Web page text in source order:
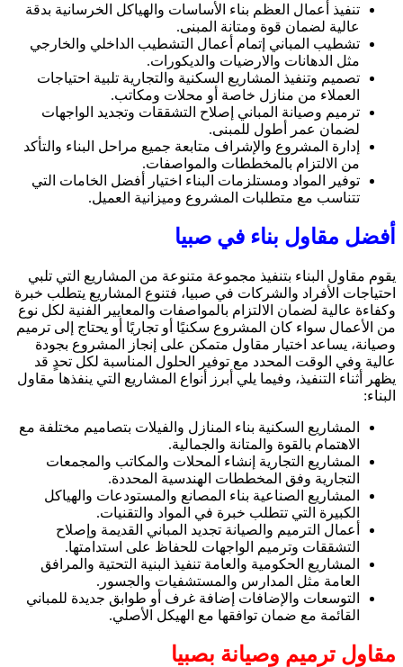
تنفيذ أعمال العظم بناء الأساسات والهياكل الخرسانية بدقة
عالية لضمان قوة ومتانة المبنى.
تشطيب المباني إتمام أعمال التشطيب الداخلي والخارجي
مثل الدهانات والارضيات والديكورات.
تصميم وتنفيذ المشاريع السكنية والتجارية تلبية احتياجات
العملاء من منازل خاصة أو محلات ومكاتب.
ترميم وصيانة المباني إصلاح التشققات وتجديد الواجهات
لضمان عمر أطول للمبنى.
إدارة المشروع والإشراف متابعة جميع مراحل البناء والتأكد
من الالتزام بالمخططات والمواصفات.
توفير المواد ومستلزمات البناء اختيار أفضل الخامات التي
تتناسب مع متطلبات المشروع وميزانية العميل.
أفضل مقاول بناء في صبيا
يقوم مقاول البناء بتنفيذ مجموعة متنوعة من المشاريع التي تلبي
احتياجات الأفراد والشركات في صبيا، فتنوع المشاريع يتطلب خبرة
وكفاءة عالية لضمان الالتزام بالمواصفات والمعايير الفنية لكل نوع
من الأعمال سواء كان المشروع سكنيًا أو تجاريًا أو يحتاج إلى ترميم
وصيانة، يساعد اختيار مقاول متمكن على إنجاز المشروع بجودة
عالية وفي الوقت المحدد مع توفير الحلول المناسبة لكل تحدٍ قد
يظهر أثناء التنفيذ، وفيما يلي أبرز أنواع المشاريع التي ينفذها مقاول
البناء:
المشاريع السكنية بناء المنازل والفيلات بتصاميم مختلفة مع
الاهتمام بالقوة والمتانة والجمالية.
المشاريع التجارية إنشاء المحلات والمكاتب والمجمعات
التجارية وفق المخططات الهندسية المحددة.
المشاريع الصناعية بناء المصانع والمستودعات والهياكل
الكبيرة التي تتطلب خبرة في المواد والتقنيات.
أعمال الترميم والصيانة تجديد المباني القديمة وإصلاح
التشققات وترميم الواجهات للحفاظ على استدامتها.
المشاريع الحكومية والعامة تنفيذ البنية التحتية والمرافق
العامة مثل المدارس والمستشفيات والجسور.
التوسعات والإضافات إضافة غرف أو طوابق جديدة للمباني
القائمة مع ضمان توافقها مع الهيكل الأصلي.
مقاول ترميم وصيانة بصبيا